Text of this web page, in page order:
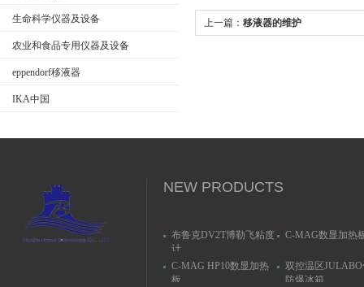
生命科学仪器及设备
农业和食品专用仪器及设备
eppendorf移液器
IKA中国
上一篇： 移液器的维护
NEW PRODUCTS
布鲁克DV2T博勒飞粘度
计
C-MAG数显加热
C-MAG HP10数显加热
板
双控温区
防爆冰箱